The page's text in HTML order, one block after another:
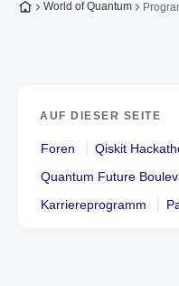
Zur Startseite
World of Quantum
AUF DIESER SEITE
Foren Qiskit
Quantum Future
Karriereprogramm